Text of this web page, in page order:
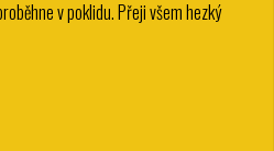
v poklidu. Přeji všem hezký